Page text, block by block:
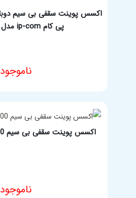
پی کام ip-com مدل Pro-7-LR
ناموجود
اکسس پوینت سقفی بی سیم AX3000 تندا مدل i29
ناموجود